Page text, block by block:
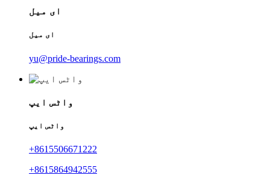
ای میل
ای میل
yu@pride-bearings.com
واٹس ایپ
واٹس ایپ
+8615506671222
+8615864942555